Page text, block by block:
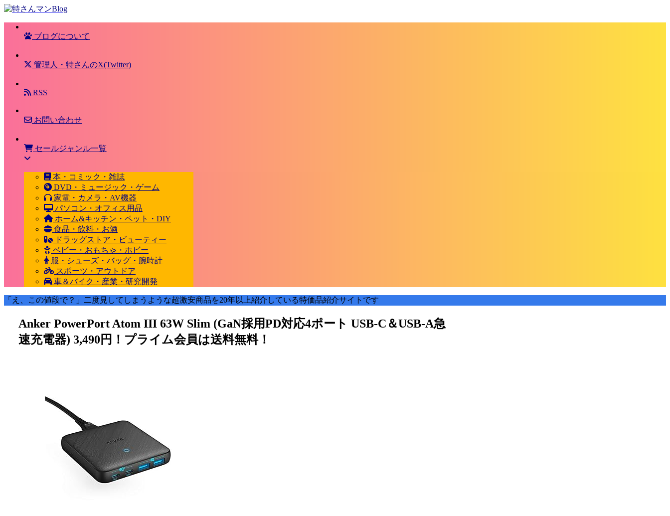
ブログについて
管理人・特さんのX(Twitter)
RSS
お問い合わせ
セールジャンル一覧
本・コミック・雑誌
DVD・ミュージック・ゲーム
家電・カメラ・AV機器
パソコン・オフィス用品
ホーム&キッチン・ペット・DIY
食品・飲料・お酒
ドラッグストア・ビューティー
ベビー・おもちゃ・ホビー
服・シューズ・バッグ・腕時計
スポーツ・アウトドア
車＆バイク・産業・研究開発
「え、この値段で？」二度見してしまうような超激安商品を20年以上紹介している特価品紹介サイトです
Anker PowerPort Atom III 63W Slim (GaN採用PD対応4ポート USB-C＆USB-A急
速充電器) 3,490円！プライム会員は送料無料！